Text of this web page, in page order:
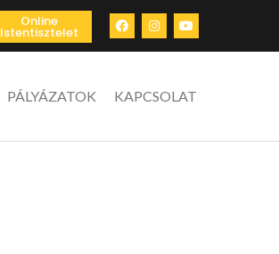
Online
Istentisztelet
PÁLYÁZATOK KAPCSOLAT